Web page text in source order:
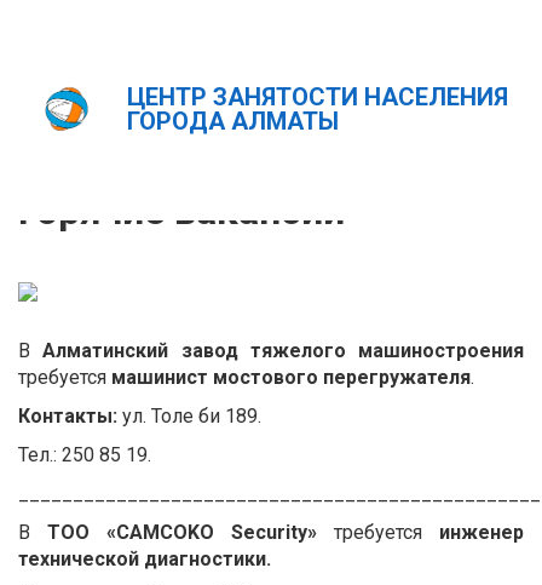
ЦЕНТР ЗАНЯТОСТИ НАСЕЛЕНИЯ
ГОРОДА АЛМАТЫ
Главная Новости Горячие вакансии
Горячие вакансии
ВАлматинский завод тяжелого машиностроения
требуется машинист мостового перегружателя.
Контакты: ул. Толе би 189.
Тел.: 250 85 19.
В ТОО «CAMCOKO Security» требуется инженер
технической диагностики.